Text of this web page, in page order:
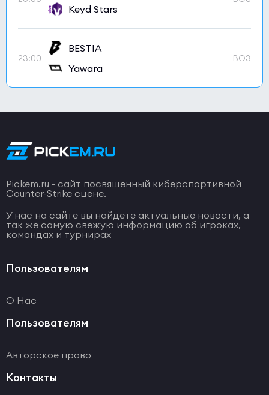
Keyd Stars
23:00
BESTIA
Yawara
BO3
Pickem.ru - сайт посвященный киберспортивной
Counter-Strike сцене.
У нас на сайте вы найдете актуальные новости, а
так же самую свежую информацию об игроках,
командах и турнирах
Пользователям
О Нас
Пользователям
Авторское право
Контакты